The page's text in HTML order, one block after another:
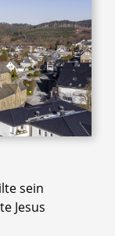
sein
Jesus